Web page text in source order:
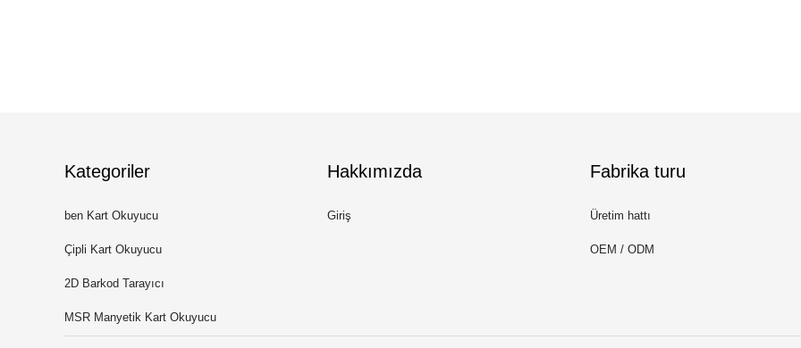
Kategoriler
ben Kart Okuyucu
Çipli Kart Okuyucu
2D Barkod Tarayıcı
MSR Manyetik Kart Okuyucu
Hakkımızda
Giriş
Fabrika turu
Üretim hattı
OEM / ODM